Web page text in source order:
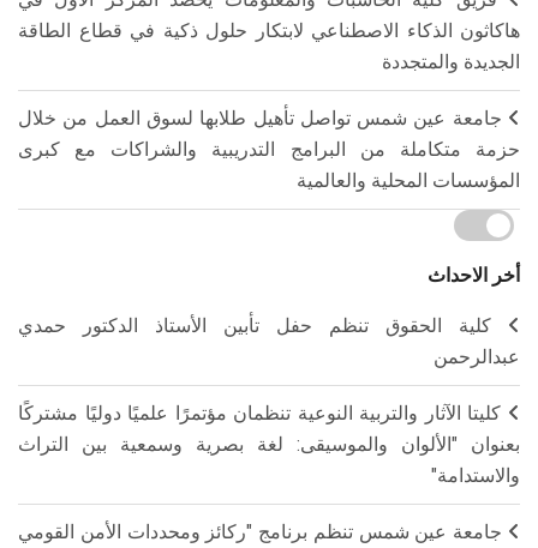
هاكاثون الذكاء الاصطناعي لابتكار حلول ذكية في قطاع الطاقة
الجديدة والمتجددة
جامعة عين شمس تواصل تأهيل طلابها لسوق العمل من خلال
حزمة متكاملة من البرامج التدريبية والشراكات مع كبرى
المؤسسات المحلية والعالمية
أخر الاحداث
كلية الحقوق تنظم حفل تأبين الأستاذ الدكتور حمدي
عبدالرحمن
كليتا الآثار والتربية النوعية تنظمان مؤتمرًا علميًا دوليًا مشتركًا
بعنوان "الألوان والموسيقى: لغة بصرية وسمعية بين التراث
والاستدامة"
جامعة عين شمس تنظم برنامج "ركائز ومحددات الأمن القومي